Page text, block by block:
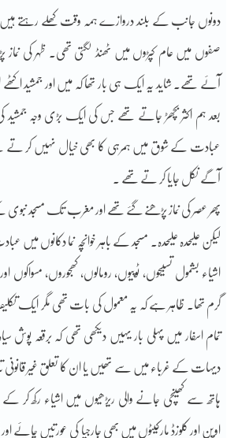
دونوں جانب کے بلند دروازے ہمہ وقت کھلے رہتے ہیں
صفوں میں عام کپڑوں میں ٹھنڈ لگتی تھی۔ ظہر کی
آئے تھے۔ شاید یہ ایک ہی بار تھا کہ میں اور جمشید
بعد ہم اکثر بچھڑ جاتے تھے جس کی ایک بڑی وجہ
عبادت کے شوق میں ہمرہی کا بھی خیال نہیں کر تے تھے
آگے نکل جایا کر تے تھے ۔
پھر عصر کی نماز پڑھنے گئے تھے اور مغرب تک مسجد
لیکن علیحدہ علیحدہ۔ مسجد کے باہر خوانچہ نما دکانوں میں
اشیاء بشمول تسبیحوں، ٹوپیوں، رومالوں، کھجوروں، مسواکوں
گرم تھا۔ ظاہر ہے کہ یہ معمول کی بات تھی مگر ایک
تمام اسفار میں پہلی بار یہیں دیکھی تھی کہ برقعہ پوش
دیہات کے غرباء میں سے تھیں یا ان کا تعلق غیر قانونی
ہاتھ سے کھینچی جانے والی ریڑھیوں میں اشیاء رکھ کر
اوپن اور کلوزڈ مارکیٹوں میں بھی جارجیا کی عورتیں چائے